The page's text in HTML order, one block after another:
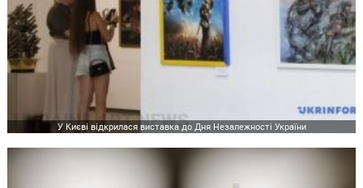
У Києві відкрилася виставка до Дня Незалежності України